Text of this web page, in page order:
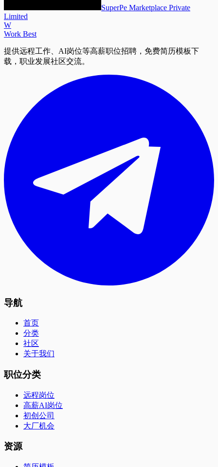
SuperPe Marketplace Private
Limited
W
Work Best
提供远程工作、AI岗位等高薪职位招聘，免费简历模板下
载，职业发展社区交流。
导航
首页
分类
社区
关于我们
职位分类
远程岗位
高薪AI岗位
初创公司
大厂机会
资源